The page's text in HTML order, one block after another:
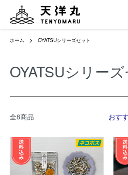
ホーム OYATSUシリーズセット
OYATSUシリー
全8商品 おす